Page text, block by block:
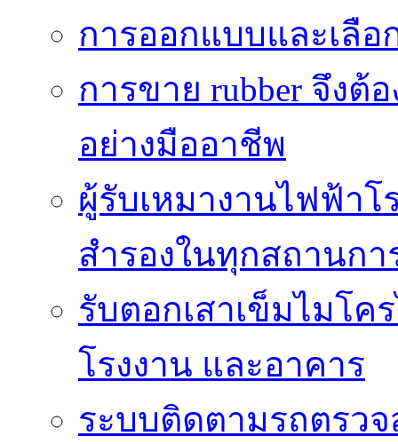
การออกแบบและเลือ
การขาย rubber จึง
อย่างมืออาชีพ
ผู้รับเหมางานไฟฟ้า
สำรองในทุกสถานก
รับตอกเสาเข็มไมโค
โรงงาน และอาคาร
ระบบติดตามรถตรว